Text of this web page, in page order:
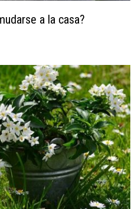
a la casa?